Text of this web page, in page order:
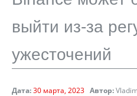
выйти из-за
ужесточений
Дата:30 марта, 2023 Автор: